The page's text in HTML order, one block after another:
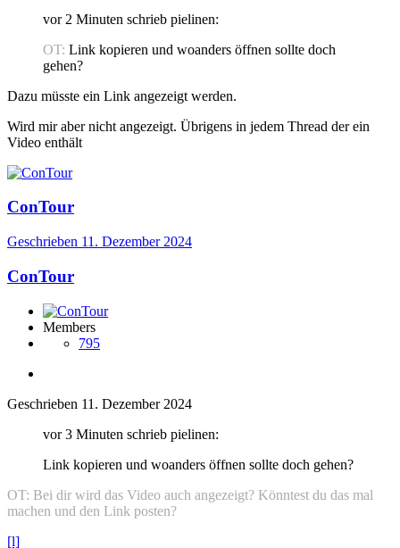
vor 2 Minuten schrieb pielinen:
OT: Link kopieren und woanders öffnen sollte doch
gehen?
Dazu müsste ein Link angezeigt werden.
Wird mir aber nicht angezeigt. Übrigens in jedem Thread der ein
Video enthält
ConTour
Geschrieben 11. Dezember 2024
ConTour
Members
795
Geschrieben 11. Dezember 2024
vor 3 Minuten schrieb pielinen:
Link kopieren und woanders öffnen sollte doch gehen?
OT: Bei dir wird das Video auch angezeigt? Könntest du das mal
machen und den Link posten?
[l]